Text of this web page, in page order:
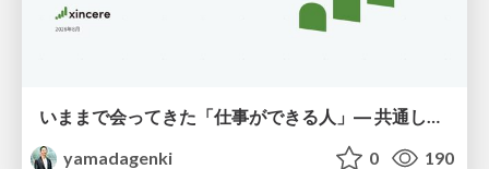
yamadagenki
0 190